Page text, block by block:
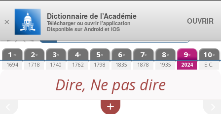
Aller au contenu
1 re
1694
2e
1718
3e
1740
4e
1762
5e
1798
6e
1835
7e
1878
8e
1935
9e
2024
10e
E.C.
Dire, Ne pas dire
×
Dictionnaire de l’Académie
Télécharger ou ouvrir l’application
Disponible sur Android et iOS
OUVRIR